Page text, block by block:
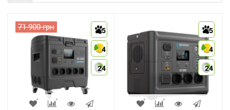
5
4
24
71 900 грн 5
4
24